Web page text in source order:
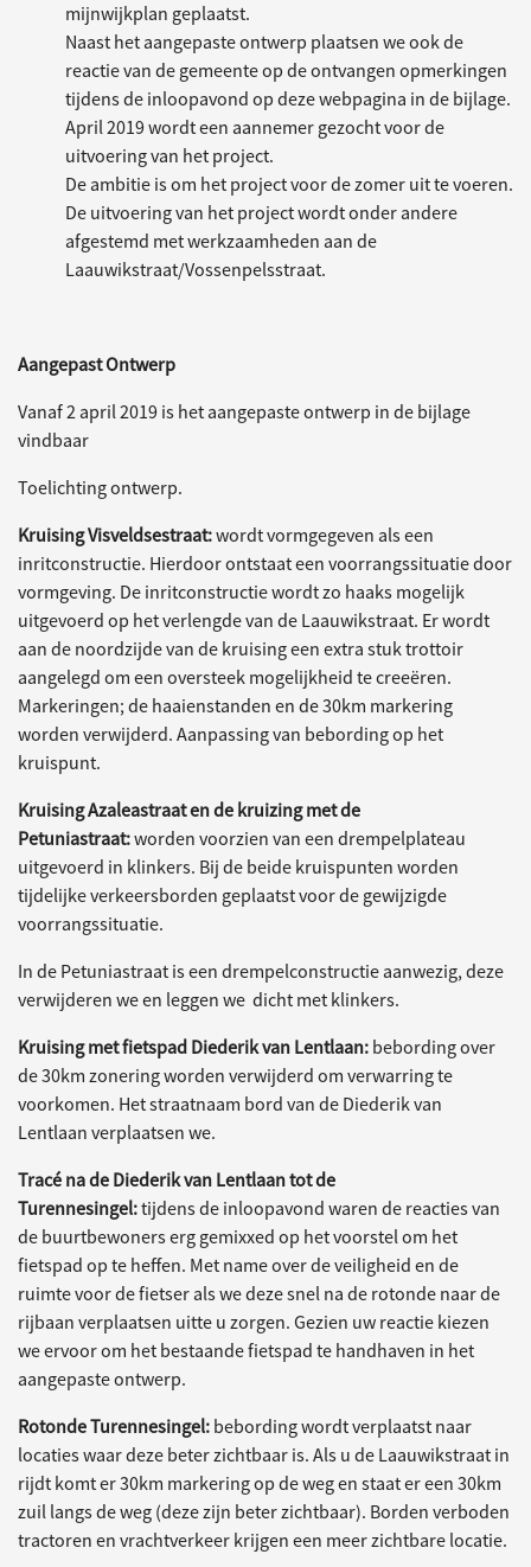
mijnwijkplan geplaatst.
Naast het aangepaste ontwerp plaatsen we ook de
reactie van de gemeente op de ontvangen opmerkingen
tijdens de inloopavond op deze webpagina in de bijlage.
April 2019 wordt een aannemer gezocht voor de
uitvoering van het project.
De ambitie is om het project voor de zomer uit te voeren.
De uitvoering van het project wordt onder andere
afgestemd met werkzaamheden aan de
Laauwikstraat/Vossenpelsstraat.
Aangepast Ontwerp
Vanaf 2 april 2019 is het aangepaste ontwerp in de bijlage
vindbaar
Toelichting ontwerp.
Kruising Visveldsestraat:wordt vormgegeven als een
inritconstructie. Hierdoor ontstaat een voorrangssituatie door
vormgeving. De inritconstructie wordt zo haaks mogelijk
uitgevoerd op het verlengde van de Laauwikstraat. Er wordt
aan de noordzijde van de kruising een extra stuk trottoir
aangelegd om een oversteek mogelijkheid te creeëren.
Markeringen; de haaienstanden en de 30km markering
worden verwijderd. Aanpassing van bebording op het
kruispunt.
Kruising Azaleastraat en de kruizing met de
Petuniastraat:worden voorzien van een drempelplateau
uitgevoerd in klinkers. Bij de beide kruispunten worden
tijdelijke verkeersborden geplaatst voor de gewijzigde
voorrangssituatie.
In de Petuniastraat is een drempelconstructie aanwezig, deze
verwijderen we en leggen we dicht met klinkers.
Kruising met fietspad Diederik van Lentlaan: bebording over
de 30km zonering worden verwijderd om verwarring te
voorkomen. Het straatnaam bord van de Diederik van
Lentlaan verplaatsen we.
Tracé na de Diederik van Lentlaan tot de
Turennesingel:tijdens de inloopavond waren de reacties van
de buurtbewoners erg gemixxed op het voorstel om het
fietspad op te heffen. Met name over de veiligheid en de
ruimte voor de fietser als we deze snel na de rotonde naar de
rijbaan verplaatsen uitte u zorgen. Gezien uw reactie kiezen
we ervoor om het bestaande fietspad te handhaven in het
aangepaste ontwerp.
Rotonde Turennesingel: bebording wordt verplaatst naar
locaties waar deze beter zichtbaar is. Als u de Laauwikstraat in
rijdt komt er 30km markering op de weg en staat er een 30km
zuil langs de weg (deze zijn beter zichtbaar). Borden verboden
tractoren en vrachtverkeer krijgen een meer zichtbare locatie.